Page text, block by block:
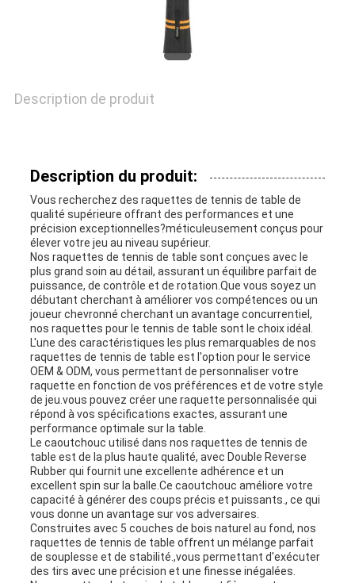
PLAN
SITE
PRIVACY
POLICY
Description de produit
Description du produit:
Vous recherchez des raquettes de tennis de table de
qualité supérieure offrant des performances et une
précision exceptionnelles?méticuleusement conçus pour
élever votre jeu au niveau supérieur.
Nos raquettes de tennis de table sont conçues avec le
plus grand soin au détail, assurant un équilibre parfait de
puissance, de contrôle et de rotation.Que vous soyez un
débutant cherchant à améliorer vos compétences ou un
joueur chevronné cherchant un avantage concurrentiel,
nos raquettes pour le tennis de table sont le choix idéal.
L'une des caractéristiques les plus remarquables de nos
raquettes de tennis de table est l'option pour le service
OEM & ODM, vous permettant de personnaliser votre
raquette en fonction de vos préférences et de votre style
de jeu.vous pouvez créer une raquette personnalisée qui
répond à vos spécifications exactes, assurant une
performance optimale sur la table.
Le caoutchouc utilisé dans nos raquettes de tennis de
table est de la plus haute qualité, avec Double Reverse
Rubber qui fournit une excellente adhérence et un
excellent spin sur la balle.Ce caoutchouc améliore votre
capacité à générer des coups précis et puissants., ce qui
vous donne un avantage sur vos adversaires.
Construites avec 5 couches de bois naturel au fond, nos
raquettes de tennis de table offrent un mélange parfait
de souplesse et de stabilité.,vous permettant d'exécuter
des tirs avec une précision et une finesse inégalées.